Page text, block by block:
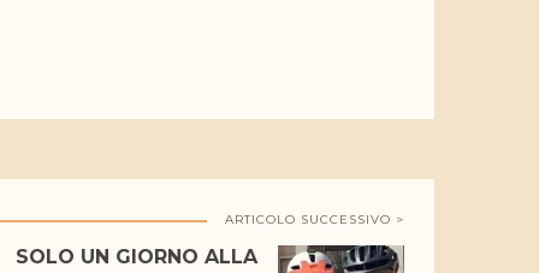
ARTICOLO SUCCESSIVO >
SOLO UN GIORNO ALLA